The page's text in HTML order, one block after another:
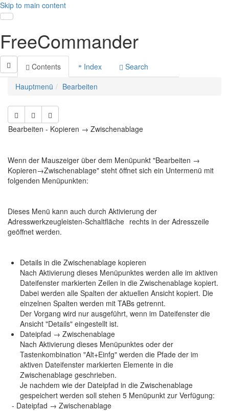
Skip to main content
Toggle navigation
FreeCommander
Contents Index
Search
Hauptmenü
Bearbeiten
Bearbeiten - Kopieren → Zwischenablage
Wenn der Mauszeiger über dem Menüpunkt "Bearbeiten →
Kopieren→Zwischenablage" steht öffnet sich ein Untermenü mit
folgenden Menüpunkten:
Dieses Menü kann auch durch Aktivierung der
Adresswerkzeugleisten-Schaltfläche rechts in der Adresszeile
geöffnet werden.
Details in die Zwischenablage kopieren
Nach Aktivierung dieses Menüpunktes werden alle im aktiven
Dateifenster markierten Zeilen in die Zwischenablage kopiert.
Dabei werden alle Spalten der aktuellen Ansicht kopiert. Die
einzelnen Spalten werden mit TABs getrennt.
Der Vorgang wird nur ausgeführt, wenn im Dateifenster die
Ansicht "Details" eingestellt ist.
Dateipfad → Zwischenablage
Nach Aktivierung dieses Menüpunktes oder der
Tastenkombination "Alt+Einfg" werden die Pfade der im
aktiven Dateifenster markierten Elemente in die
Zwischenablage geschrieben.
Je nachdem wie der Dateipfad in die Zwischenablage
gespeichert werden soll stehen 5 Menüpunkt zur Verfügung:
- Dateipfad → Zwischenablage